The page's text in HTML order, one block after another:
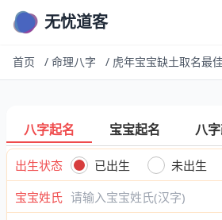
无忧道客
首页 / 命理八字 / 虎年宝宝缺土取名最
八字起名 宝宝起名 八
出生状态 已出生
未出生
宝宝姓氏